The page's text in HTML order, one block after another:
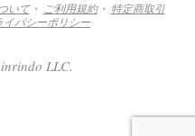
いて・ ご利用規約・ 特定商取引
イバシーポリシー
LLC.